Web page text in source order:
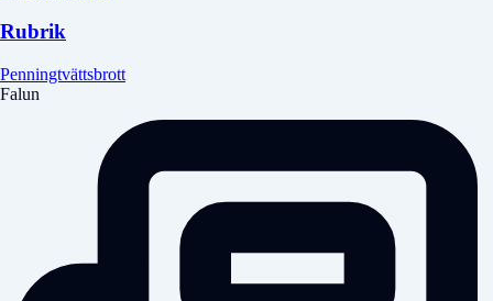
Rubrik
Penningtvättsbrott
Falun